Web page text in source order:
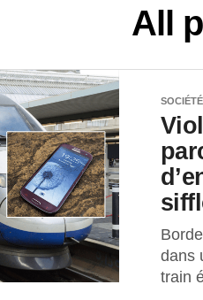
All
SOCIÉTÉ
dans
train